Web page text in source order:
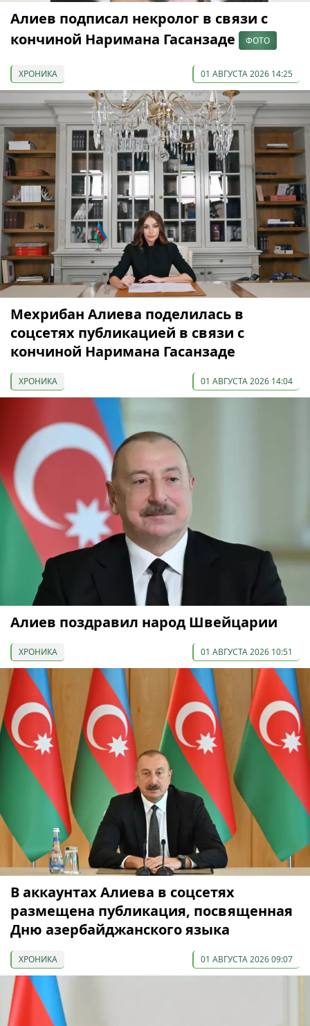
Алиев подписал некролог в связи с
кончиной Наримана Гасанзаде
ФОТО
ХРОНИКА 01 АВГУСТА 2026 14:25
Мехрибан Алиева поделилась в
соцсетях публикацией в связи с
кончиной Наримана Гасанзаде
ХРОНИКА 01 АВГУСТА 2026 14:04
Алиев поздравил народ Швейцарии
ХРОНИКА 01 АВГУСТА 2026 10:51
В аккаунтах Алиева в соцсетях
размещена публикация, посвященная
Дню азербайджанского языка
ХРОНИКА 01 АВГУСТА 2026 09:07